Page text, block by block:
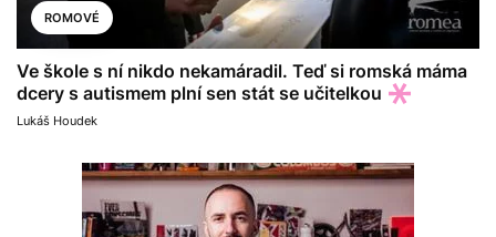
ROMOVÉ
Ve škole s ní nikdo nekamáradil. Teď si romská máma
dcery s autismem plní sen stát se učitelkou
Lukáš Houdek